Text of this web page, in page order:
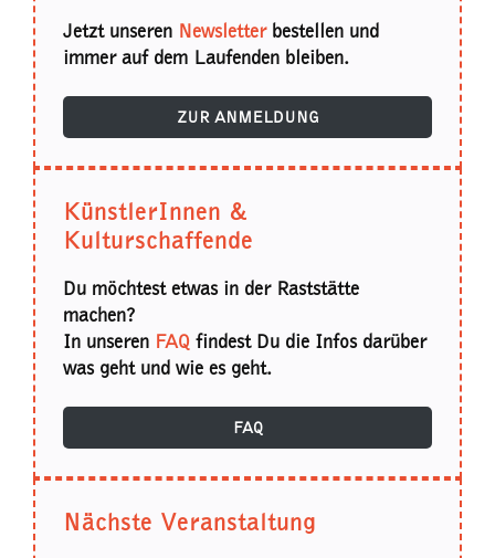
Jetzt unseren Newsletterbestellen und
immer auf dem Laufenden bleiben.
ZUR ANMELDUNG
KünstlerInnen &
Kulturschaffende
Du möchtest etwas in der Raststätte
machen?
In unseren FAQ findest Du die Infos darüber
was geht und wie es geht.
FAQ
Nächste Veranstaltung